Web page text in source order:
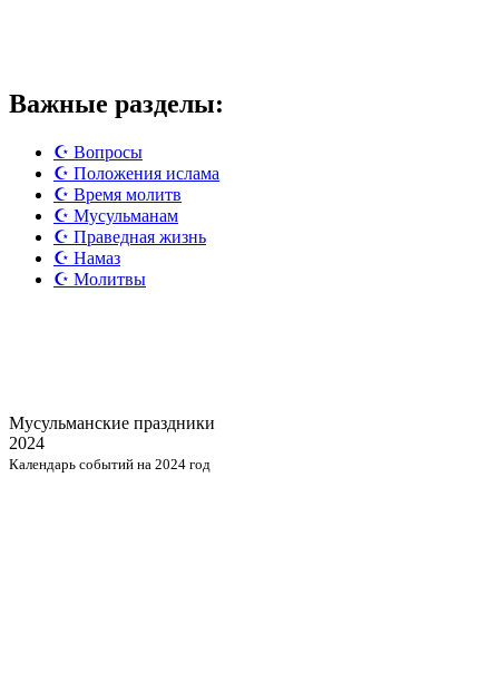
Важные разделы:
☪️ Вопросы
☪️ Положения ислама
☪️ Время молитв
☪️ Мусульманам
☪️ Праведная жизнь
☪️ Намаз
☪️ Молитвы
Мусульманские праздники
2024
Календарь событий на 2024 год